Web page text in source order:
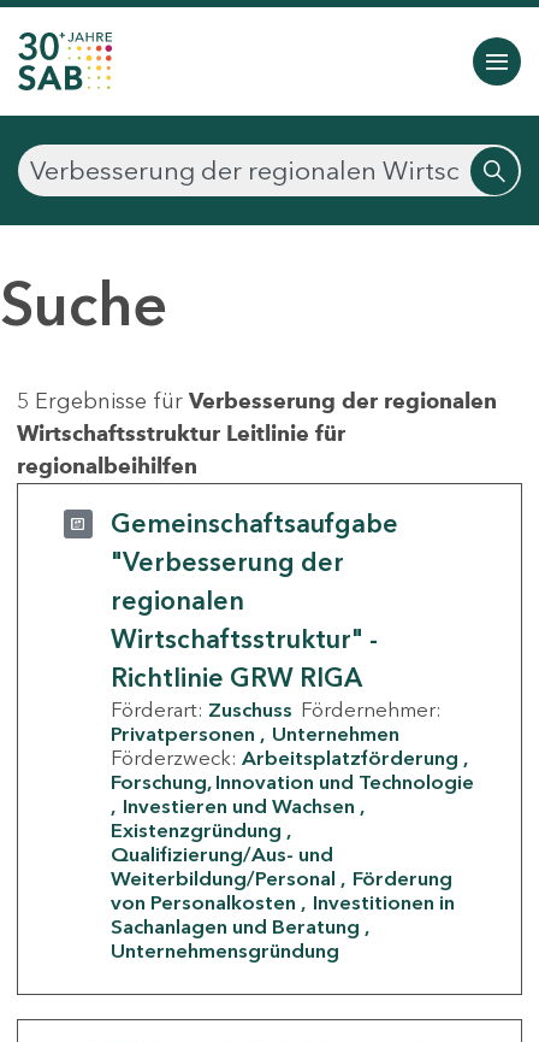
Suche
5 Ergebnisse für Verbesserung der regionalen
Wirtschaftsstruktur Leitlinie für
regionalbeihilfen
Gemeinschaftsaufgabe
"Verbesserung der
regionalen
Wirtschaftsstruktur" -
Richtlinie GRW RIGA
Förderart: Zuschuss Fördernehmer:
Privatpersonen
Unternehmen
Förderzweck: Arbeitsplatzförderung
Forschung, Innovation und Technologie
Investieren und Wachsen
Existenzgründung
Qualifizierung/Aus- und
Weiterbildung/Personal
Förderung
von Personalkosten
Investitionen in
Sachanlagen und Beratung
Unternehmensgründung